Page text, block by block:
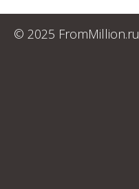
© 2025 FromMillion.ru